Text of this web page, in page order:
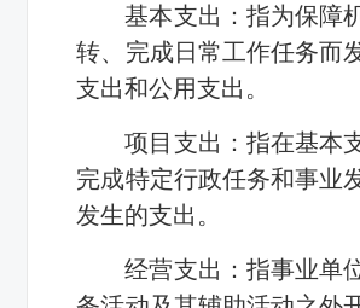
基本支出：指为保障
转、完成日常工作任务而
支出和公用支出。
项目支出：指在基本
完成特定行政任务和事业
发生的支出。
经营支出：指事业单